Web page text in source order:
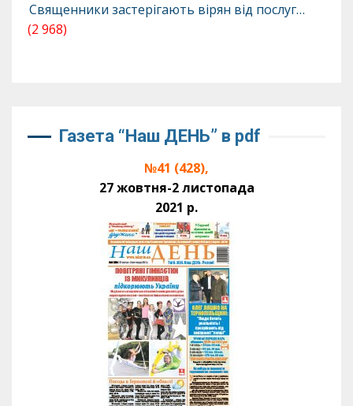
Священники застерігають вірян від послуг…
(2 968)
Газета “Наш ДЕНЬ” в pdf
№41 (428),
27 жовтня-2 листопада
2021 р.